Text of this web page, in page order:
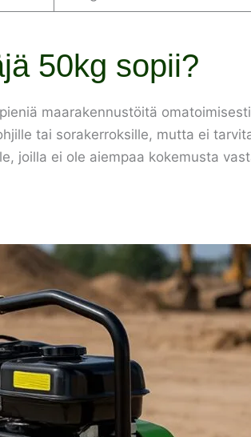
50kg sopii?
maarakennustöitä
tai sorakerroksille, mutta ei
joilla ei ole aiempaa kokemusta